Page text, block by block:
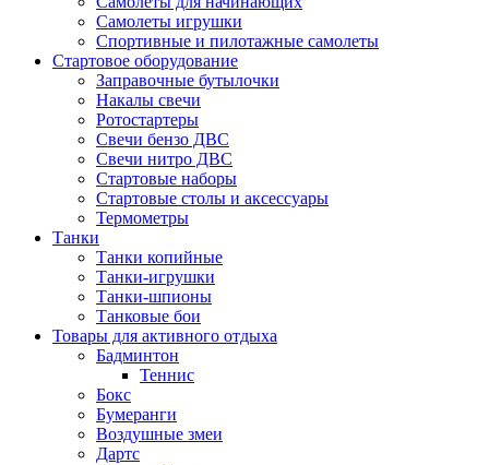
Самолеты игрушки
Спортивные и пилотажные самолеты
Стартовое оборудование
Заправочные бутылочки
Накалы свечи
Ротостартеры
Свечи бензо ДВС
Свечи нитро ДВС
Стартовые наборы
Стартовые столы и аксессуары
Термометры
Танки
Танки копийные
Танки-игрушки
Танки-шпионы
Танковые бои
Товары для активного отдыха
Бадминтон
Теннис
Бокс
Бумеранги
Воздушные змеи
Дартс